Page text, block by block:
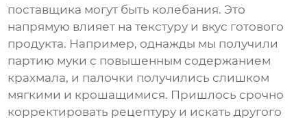
поставщика могут быть колебания. Это
напрямую влияет на текстуру и вкус готового
продукта. Например, однажды мы получили
партию муки с повышенным содержанием
крахмала, и палочки получились слишком
мягкими и крошащимися. Пришлось срочно
корректировать рецептуру и искать другого